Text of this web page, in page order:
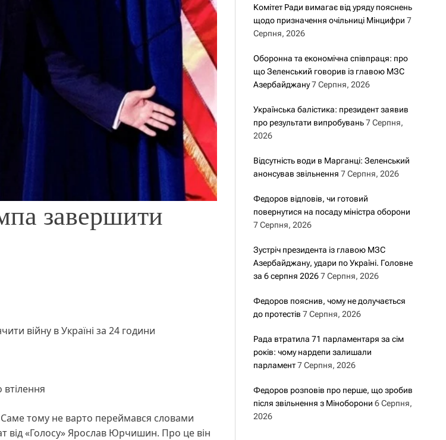
завершити
війну в Україні за 24 години
Саме тому не варто переймався словами
від «Голосу» Ярослав Юрчишин. Про це він
Комітет Ради вимагає від уряду пояснень
щодо призначення очільниці Мінцифри 7
Серпня, 2026
Оборонна та економічна співпраця: про
що Зеленський говорив із главою МЗС
Азербайджану 7 Серпня, 2026
Українська балістика: президент заявив
про результати випробувань 7 Серпня,
2026
Відсутність води в Марганці: Зеленський
анонсував звільнення 7 Серпня, 2026
Федоров відповів, чи готовий
повернутися на посаду міністра оборони
7 Серпня, 2026
Зустріч президента із главою МЗС
Азербайджану, удари по Україні. Головне
за 6 серпня 2026 7 Серпня, 2026
Федоров пояснив, чому не долучається
до протестів 7 Серпня, 2026
Рада втратила 71 парламентаря за сім
років: чому нардепи залишали
парламент 7 Серпня, 2026
Федоров розповів про перше, що зробив
після звільнення з Міноборони 6 Серпня,
2026